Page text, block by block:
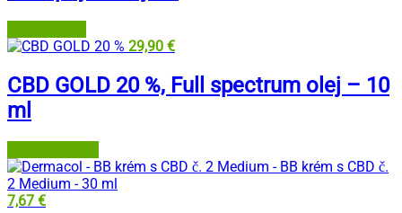
29,90 €
CBD GOLD 20 %, Full spectrum olej – 10
ml
7,67 €